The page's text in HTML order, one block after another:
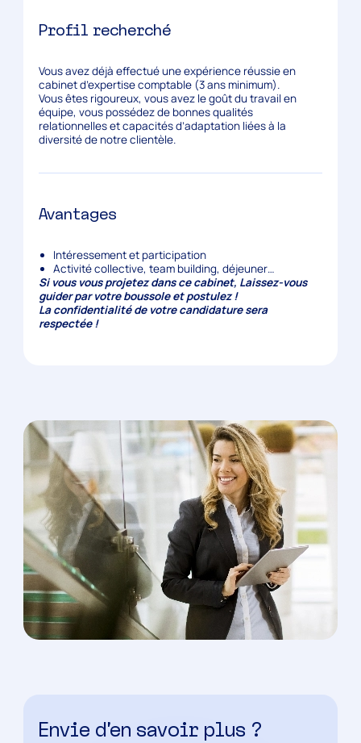
Profil recherché
Vous avez déjà effectué une expérience réussie en
cabinet d’expertise comptable (3 ans minimum).
Vous êtes rigoureux, vous avez le goût du travail en
équipe, vous possédez de bonnes qualités
relationnelles et capacités d’adaptation liées à la
diversité de notre clientèle.
Avantages
Intéressement et participation
Activité collective, team building, déjeuner…
Si vous vous projetez dans ce cabinet, Laissez-vous
guider par votre boussole et postulez !
La confidentialité de votre candidature sera
respectée !
Envie d’en savoir plus ?